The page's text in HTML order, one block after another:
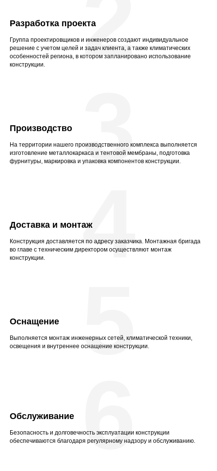
Разработка проекта
Группа проектировщиков и инженеров создают индивидуальное
решение с учетом целей и задач клиента, а также климатических
особенностей региона, в котором запланировано использование
конструкции.
2
Производство
На территории нашего производственного комплекса выполняется
изготовление металлокаркаса и тентовой мембраны, подготовка
фурнитуры, маркировка и упаковка компонентов конструкции.
3
Доставка и монтаж
Конструкция доставляется по адресу заказчика. Монтажная бригада
во главе с техническим директором осуществляют монтаж
конструкции.
4
Оснащение
Выполняется монтаж инженерных сетей, климатической техники,
освещения и внутреннее оснащение конструкции.
5
Обслуживание
Безопасность и долговечность эксплуатации конструкции
обеспечиваются благодаря регулярному надзору и обслуживанию.
6